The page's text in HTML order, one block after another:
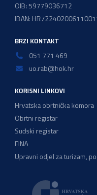
OIB: 59779036712
IBAN:
BRZI KONTAKT
051 771 469
uo.rab@hok.hr
KORISNI LINKOVI
Hrvatska obrtnička komora
Obrtni registar
Sudski registar
FINA
Upravni odjel za turizam,